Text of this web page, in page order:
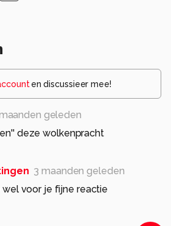
en discussieer mee!
geleden
deze wolkenpracht
3 maanden geleden
wel voor je fijne reactie